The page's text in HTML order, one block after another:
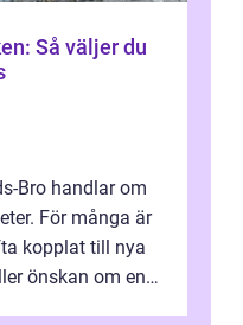
Så väljer du
Bro handlar om
För många är
kopplat till nya
önskan om en